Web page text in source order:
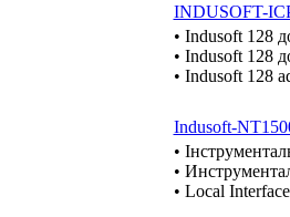
INDUSOFT-
• Indusoft 128
• Indusoft 128
• Indusoft 128
Indusoft-
•
•
• Local